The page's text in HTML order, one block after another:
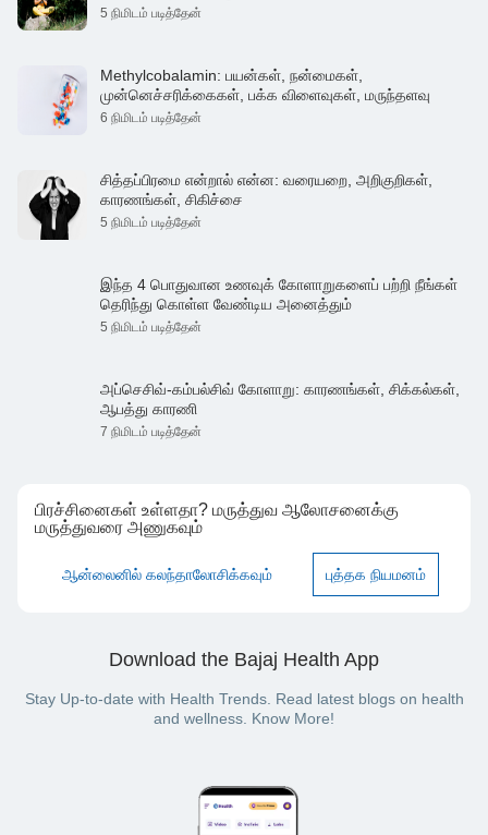
5 நிமிடம் படித்தேன்
Methylcobalamin: பயன்கள், நன்மைகள்,
முன்னெச்சரிக்கைகள், பக்க விளைவுகள், மருந்தளவு
6 நிமிடம் படித்தேன்
சித்தப்பிரமை என்றால் என்ன: வரையறை, அறிகுறிகள்,
காரணங்கள், சிகிச்சை
5 நிமிடம் படித்தேன்
இந்த 4 பொதுவான உணவுக் கோளாறுகளைப் பற்றி நீங்கள்
தெரிந்து கொள்ள வேண்டிய அனைத்தும்
5 நிமிடம் படித்தேன்
அப்செசிவ்-கம்பல்சிவ் கோளாறு: காரணங்கள், சிக்கல்கள்,
ஆபத்து காரணி
7 நிமிடம் படித்தேன்
பிரச்சினைகள் உள்ளதா? மருத்துவ ஆலோசனைக்கு
மருத்துவரை அணுகவும்
ஆன்லைனில் கலந்தாலோசிக்கவும் புத்தக நியமனம்
Download the Bajaj Health App
Stay Up-to-date with Health Trends. Read latest blogs on health
and wellness. Know More!